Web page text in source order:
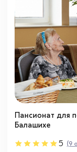
Пансионат для
Балашихе
5 (9